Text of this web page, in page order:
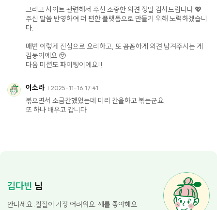
그리고 사이트 관련해서 주신 소중한 의견 정말 감사드립니다 💖
주신 말씀 반영하여 더 편한 플랫폼으로 만들기 위해 노력하겠습니
다.
매번 이렇게 진심으로 요리하고, 또 꼼꼼하게 의견 남겨주시는 게
감동이에요 🥹
다음 미션도 파이팅이에요!!
이소라 2025-11-16 17:41
볶으면서 소금간했었는데 미리 간을하고 볶는군요.
또 하나 배우고 갑니다
김다빈 님
안냐세요 .칼질이 가장 어려워요. 깨를 좋아해요.